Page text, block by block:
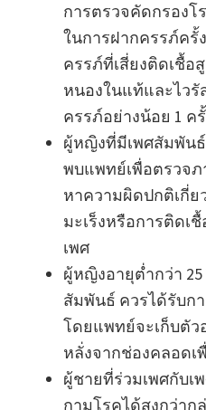
การตรวจคัดกรองโ
ในการฝากครรภ์ครั้
ครรภ์ที่เสี่ยงติดเชื้อ
หนองในแท้และไวรั
ครรภ์อย่างน้อย 1 ค
ผู้หญิงที่มีเพศสัมพัน
พบแพทย์เพื่อตรวจภ
หาความผิดปกติเกี่
มะเร็งหรือการติดเ
เพศ
ผู้หญิงอายุต่ำกว่า 25
สัมพันธ์ ควรได้รับก
โดยแพทย์จะเก็บตัว
หลั่งจากช่องคลอดเ
ผู้ชายที่ร่วมเพศกับเ
กามโรคได้สูงกว่า